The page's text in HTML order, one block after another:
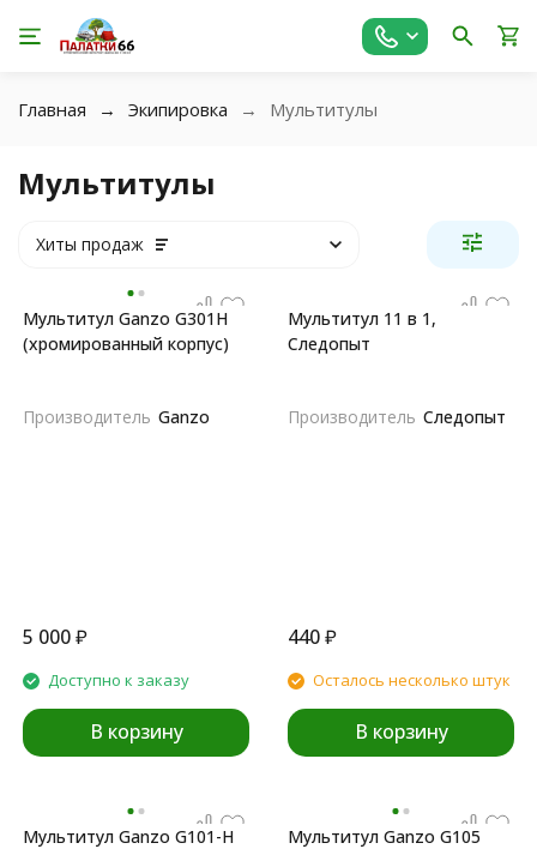
Главная Экипировка Мультитулы
Мультитулы
Хиты продаж
Мультитул Ganzo G301H
(хромированный корпус)
Производитель Ganzo
5 000₽
Доступно к заказу
В корзину
Мультитул 11 в 1,
Следопыт
Производитель Следопыт
440₽
Осталось несколько штук
В корзину
Мультитул Ganzo G101-H Мультитул Ganzo G105